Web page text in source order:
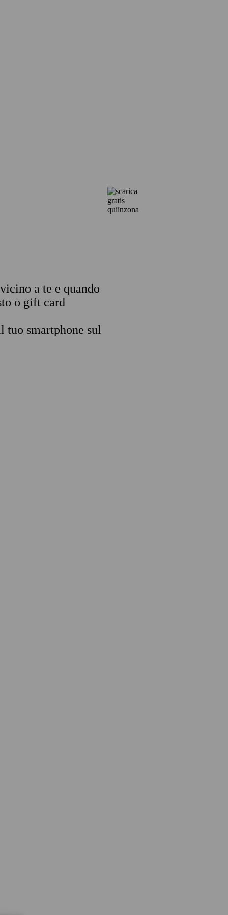
a te e quando
o gift card
tuo smartphone sul